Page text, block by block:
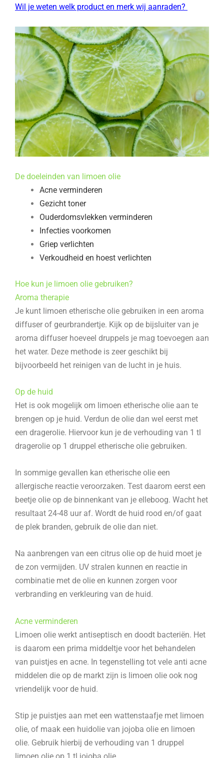
Wil je weten welk product en merk wij aanraden?
De doeleinden van limoen olie
Acne verminderen
Gezicht toner
Ouderdomsvlekken verminderen
Infecties voorkomen
Griep verlichten
Verkoudheid en hoest verlichten
Hoe kun je limoen olie gebruiken?
Aroma therapie
Je kunt limoen etherische olie gebruiken in een aroma
diffuser of geurbrandertje. Kijk op de bijsluiter van je
aroma diffuser hoeveel druppels je mag toevoegen aan
het water. Deze methode is zeer geschikt bij
bijvoorbeeld het reinigen van de lucht in je huis.
Op de huid
Het is ook mogelijk om limoen etherische olie aan te
brengen op je huid. Verdun de olie dan wel eerst met
een dragerolie. Hiervoor kun je de verhouding van 1 tl
dragerolie op 1 druppel etherische olie gebruiken.
In sommige gevallen kan etherische olie een
allergische reactie veroorzaken. Test daarom eerst een
beetje olie op de binnenkant van je elleboog. Wacht het
resultaat 24-48 uur af. Wordt de huid rood en/of gaat
de plek branden, gebruik de olie dan niet.
Na aanbrengen van een citrus olie op de huid moet je
de zon vermijden. UV stralen kunnen en reactie in
combinatie met de olie en kunnen zorgen voor
verbranding en verkleuring van de huid.
Acne verminderen
Limoen olie werkt antiseptisch en doodt bacteriën. Het
is daarom een prima middeltje voor het behandelen
van puistjes en acne. In tegenstelling tot vele anti acne
middelen die op de markt zijn is limoen olie ook nog
vriendelijk voor de huid.
Stip je puistjes aan met een wattenstaafje met limoen
olie, of maak een huidolie van jojoba olie en limoen
olie. Gebruik hierbij de verhouding van 1 druppel